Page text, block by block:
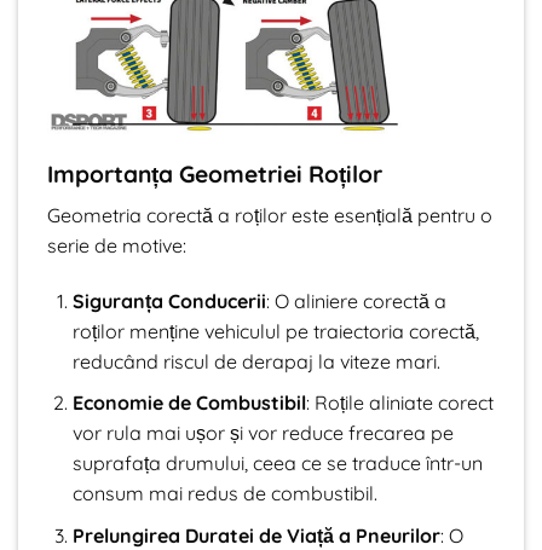
Importanța Geometriei Roților
Geometria corectă a roților este esențială pentru o
serie de motive:
Siguranța Conducerii: O aliniere corectă a
roților menține vehiculul pe traiectoria corectă,
reducând riscul de derapaj la viteze mari.
Economie de Combustibil: Roțile aliniate corect
vor rula mai ușor și vor reduce frecarea pe
suprafața drumului, ceea ce se traduce într-un
consum mai redus de combustibil.
Prelungirea Duratei de Viață a Pneurilor: O